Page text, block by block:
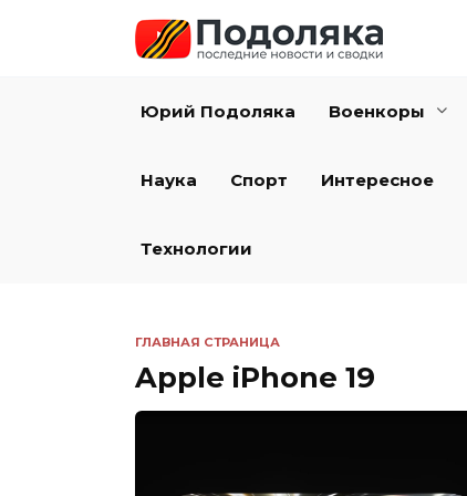
Юрий Подоляка Военкоры
Наука Спорт Интересное
Технологии
ГЛАВНАЯ СТРАНИЦА
Apple iPhone 19